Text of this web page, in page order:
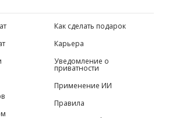
Как сделать подарок
Карьера
Уведомление о
приватности
Применение ИИ
Правила